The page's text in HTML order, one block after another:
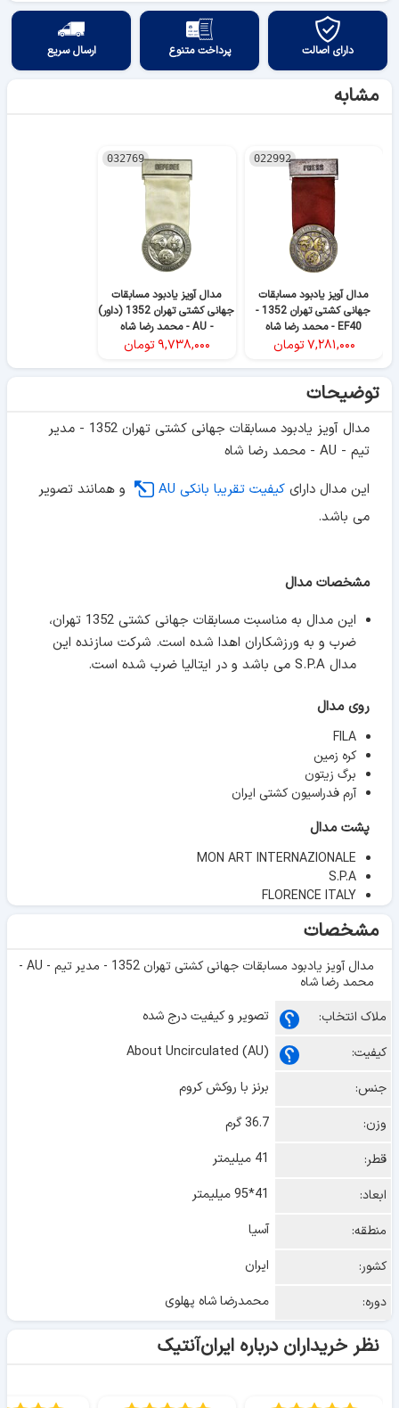
دارای اصالت پرداخت متنوع ارسال سریع
مشابه
022992
مدال آویز یادبود مسابقات
جهانی کشتی تهران 1352 -
EF40 - محمد رضا شاه
۷,۲۸۱,۰۰۰تومان
032769
مدال آویز یادبود مسابقات
جهانی کشتی تهران 1352 (داور)
- AU - محمد رضا شاه
۹,۷۳۸,۰۰۰تومان
توضیحات
مدال آویز یادبود مسابقات جهانی کشتی تهران 1352 - مدیر
تیم - AU - محمد رضا شاه
این مدال دارای کیفیت تقریبا بانکی AU
و همانند تصویر
می باشد.
مشخصات مدال
این مدال به مناسبت مسابقات جهانی کشتی 1352 تهران،
ضرب و به ورزشکاران اهدا شده است. شرکت سازنده این
مدال S.P.A می باشد و در ایتالیا ضرب شده است.
روی مدال
FILA
کره زمین
برگ زیتون
آرم فدراسیون کشتی ایران
پشت مدال
MON ART INTERNAZIONALE
S.P.A
FLORENCE ITALY
مشخصات
مدال آویز یادبود مسابقات جهانی کشتی تهران 1352 - مدیر تیم - AU -
محمد رضا شاه
ملاک انتخاب:
تصویر و کیفیت درج شده
کیفیت:
About Uncirculated (AU)
جنس:
برنز با روکش کروم
وزن:
36.7 گرم
قطر:
41 میلیمتر
ابعاد:
41*95 میلیمتر
منطقه:
آسیا
کشور:
ایران
دوره:
محمدرضا شاه پهلوی
نظر خریداران درباره ایران‌آنتیک